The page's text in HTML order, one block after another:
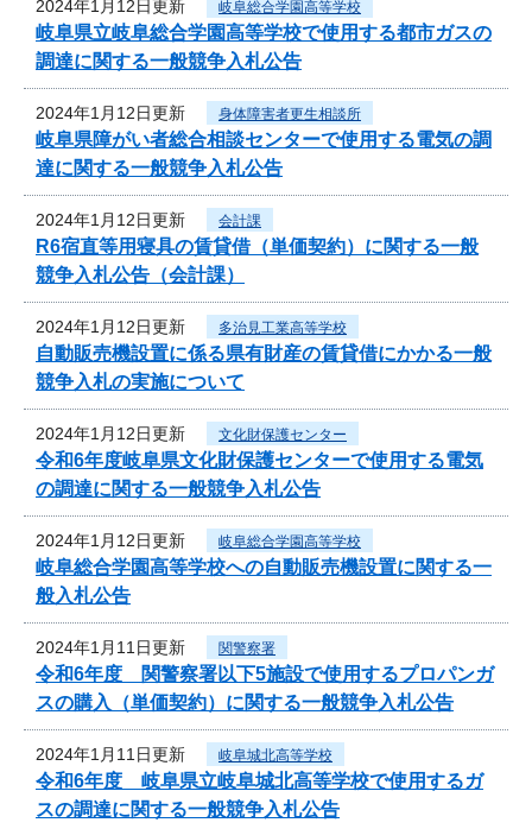
2024年1月12日更新 岐阜総合学園高等学校
岐阜県立岐阜総合学園高等学校で使用する都市ガスの
調達に関する一般競争入札公告
2024年1月12日更新 身体障害者更生相談所
岐阜県障がい者総合相談センターで使用する電気の調
達に関する一般競争入札公告
2024年1月12日更新 会計課
R6宿直等用寝具の賃貸借（単価契約）に関する一般
競争入札公告（会計課）
2024年1月12日更新 多治見工業高等学校
自動販売機設置に係る県有財産の賃貸借にかかる一般
競争入札の実施について
2024年1月12日更新 文化財保護センター
令和6年度岐阜県文化財保護センターで使用する電気
の調達に関する一般競争入札公告
2024年1月12日更新 岐阜総合学園高等学校
岐阜総合学園高等学校への自動販売機設置に関する一
般入札公告
2024年1月11日更新 関警察署
令和6年度 関警察署以下5施設で使用するプロパンガ
スの購入（単価契約）に関する一般競争入札公告
2024年1月11日更新 岐阜城北高等学校
令和6年度 岐阜県立岐阜城北高等学校で使用するガ
スの調達に関する一般競争入札公告